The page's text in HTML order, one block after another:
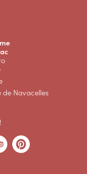
Navacelles